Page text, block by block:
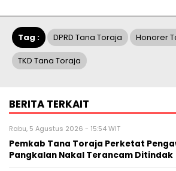
Tag : DPRD Tana Toraja Honorer
TKD Tana Toraja
BERITA TERKAIT
Rabu, 5 Agustus 2026 - 15:54 WIT
Pemkab Tana Toraja Perketat
Pangkalan Nakal Terancam Ditindak